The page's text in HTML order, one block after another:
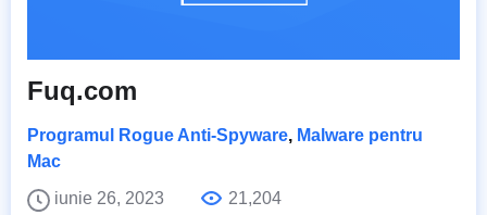
Fuq.com
Programul Rogue Anti-Spyware, Malware pentru
Mac
iunie 26, 2023
21,204